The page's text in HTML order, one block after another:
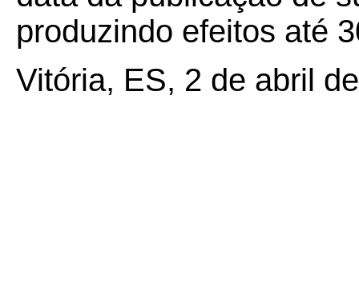
produzindo efeitos até
Vitória, ES, 2 de abril